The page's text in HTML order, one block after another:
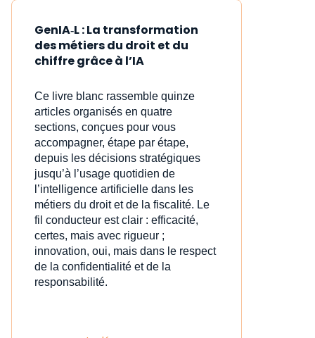
GenIA‑L : La transformation
des métiers du droit et du
chiffre grâce à l’IA
Ce livre blanc rassemble quinze
articles organisés en quatre
sections, conçues pour vous
accompagner, étape par étape,
depuis les décisions stratégiques
jusqu’à l’usage quotidien de
l’intelligence artificielle dans les
métiers du droit et de la fiscalité. Le
fil conducteur est clair : efficacité,
certes, mais avec rigueur ;
innovation, oui, mais dans le respect
de la confidentialité et de la
responsabilité.